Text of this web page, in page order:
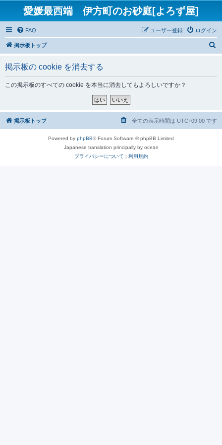
愛媛最西端 伊方町のお砂庭[よろず屋]
FAQ ログイン
ユーザー登録
掲示板トップ
掲示板の cookie を消去する
この掲示板のすべての cookie を本当に消去してもよろしいですか？
掲示板トップ 全ての表示時間は UTC+09:00 です
Powered by phpBB® Forum Software © phpBB Limited
Japanese translation principally by ocean
プライバシーについて | 利用規約